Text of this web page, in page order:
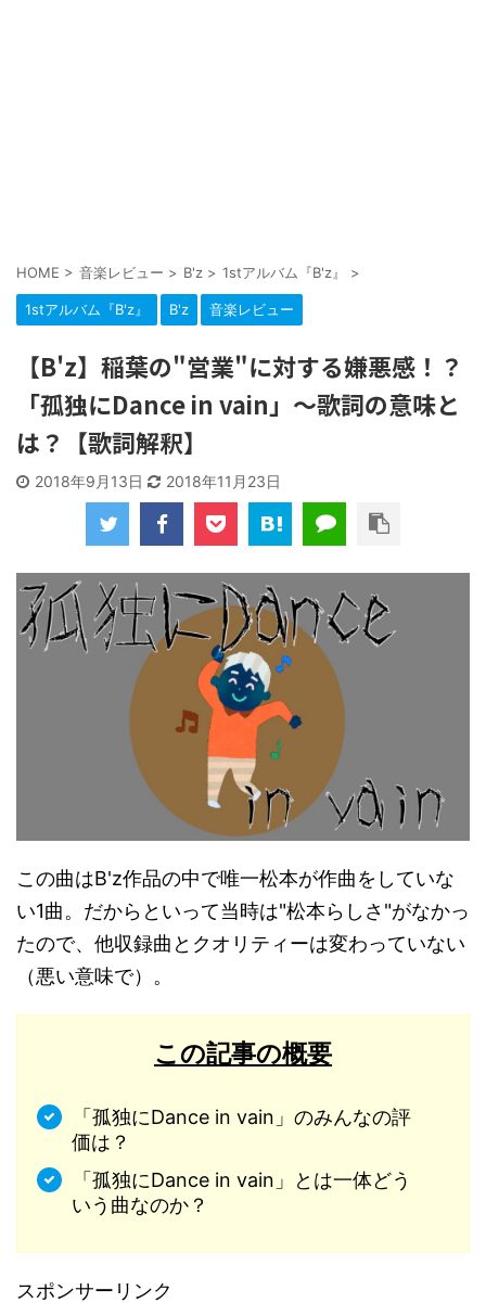
HOME > 音楽レビュー > B'z > 1stアルバム『B'z』 >
1stアルバム『B'z』 B'z 音楽レビュー
【B'z】稲葉の"営業"に対する嫌悪感！？
「孤独にDance in vain」～歌詞の意味と
は？【歌詞解釈】
2018年9月13日 2018年11月23日
この曲はB'z作品の中で唯一松本が作曲をしていな
い1曲。だからといって当時は"松本らしさ"がなかっ
たので、他収録曲とクオリティーは変わっていない
（悪い意味で）。
この記事の概要
「孤独にDance in vain」のみんなの評
価は？
「孤独にDance in vain」とは一体どう
いう曲なのか？
スポンサーリンク